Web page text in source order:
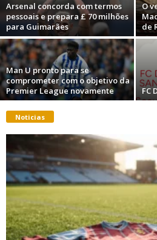
Arsenal concorda com termos
pessoais e prepara £ 70 milhões
para Guimarães
O
de
Man U pronto para se
comprometer com o objetivo da
Premier League novamente
FC
Noticias